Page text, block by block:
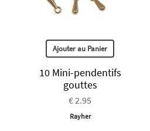
Ajouter au Panier
10 Mini-pendentifs
gouttes
€ 2.95
Rayher